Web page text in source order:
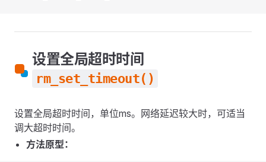
设置全局超时时间
rm_set_timeout()
设置全局超时时间，单位ms。网络延迟较大时，可适当
调大超时时间。
方法原型：